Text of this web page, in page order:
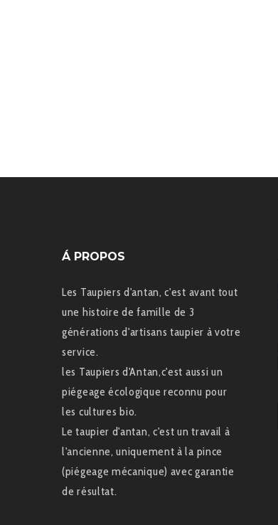
Á PROPOS
Les Taupiers d'antan, c'est avant tout
une histoire de famille de 3
générations d'artisans taupier à votre
service.
les Taupiers d'Antan,c'est aussi un
piégeage écologique reconnu pour
les cultures bio.
Le taupier d'antan, c'est un travail à
l'ancienne, uniquement à la pince
(piégeage mécanique) avec garantie
de résultat.